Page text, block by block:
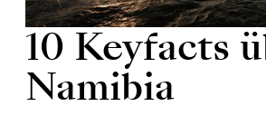
10 Keyfacts
Namibia